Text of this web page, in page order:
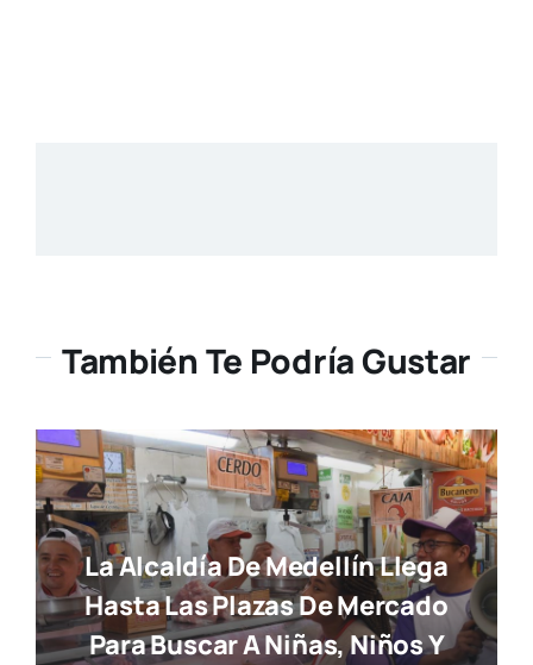
También Te Podría Gustar
La Alcaldía De Medellín Llega
Hasta Las Plazas De Mercado
Para Buscar A Niñas, Niños Y